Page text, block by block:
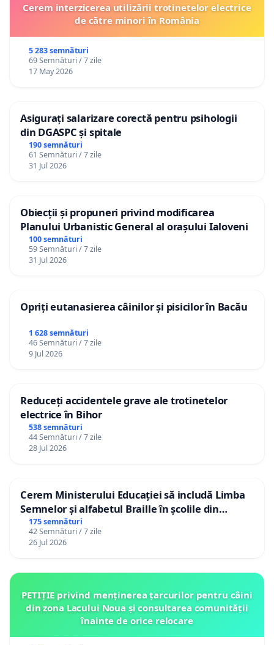
Cerem interzicerea utilizării trotinetelor electrice
de către minori în România
5 283 semnături
69 Semnături / 7 zile
17 May 2026
Asigurați salarizare corectă pentru psihologii
din DGASPC și spitale
190 semnături
61 Semnături / 7 zile
31 Jul 2026
Obiecții și propuneri privind modificarea
Planului Urbanistic General al orașului Ialoveni
100 semnături
59 Semnături / 7 zile
31 Jul 2026
Opriți eutanasierea câinilor și pisicilor în Bacău
1 628 semnături
46 Semnături / 7 zile
9 Jul 2026
Reduceți accidentele grave ale trotinetelor
electrice în Bihor
538 semnături
44 Semnături / 7 zile
28 Jul 2026
Cerem Ministerului Educației să includă Limba
Semnelor și alfabetul Braille în școlile din
Republica Moldova!
175 semnături
42 Semnături / 7 zile
26 Jul 2026
PETIȚIE privind menținerea țarcurilor pentru câini
din zona Lacului Noua și consultarea comunității
înainte de orice relocare